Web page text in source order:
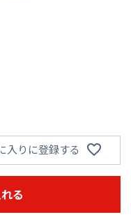
入りに登録する
る